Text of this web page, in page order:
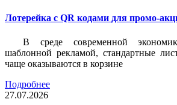
Лотерейка c QR кодами для промо-
В среде современной
шаблонной рекламой, стандартные
чаще оказываются в корзине
Подробнее
27.07.2026